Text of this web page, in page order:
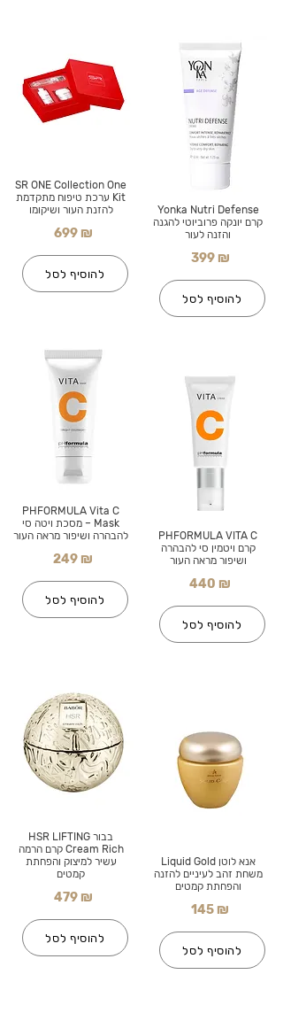
SR ONE Collection One
Kit ערכת טיפוח מתקדמת
להזנת העור ושיקומו
699 ₪
להוסיף לסל
PHFORMULA Vita C
Mask – מסכת ויטה סי
להבהרה ושיפור מראה העור
249 ₪
להוסיף לסל
בבור HSR LIFTING
Cream Rich קרם הרמה
עשיר למיצוק והפחתת
קמטים
479 ₪
להוסיף לסל
Yonka Nutri Defense
קרם יונקה פרוביוטי להגנה
והזנה לעור
399 ₪
להוסיף לסל
PHFORMULA VITA C
קרם ויטמין סי להבהרה
ושיפור מראה העור
440 ₪
להוסיף לסל
אנא לוטן Liquid Gold
משחת זהב לעיניים להזנה
והפחתת קמטים
145 ₪
להוסיף לסל